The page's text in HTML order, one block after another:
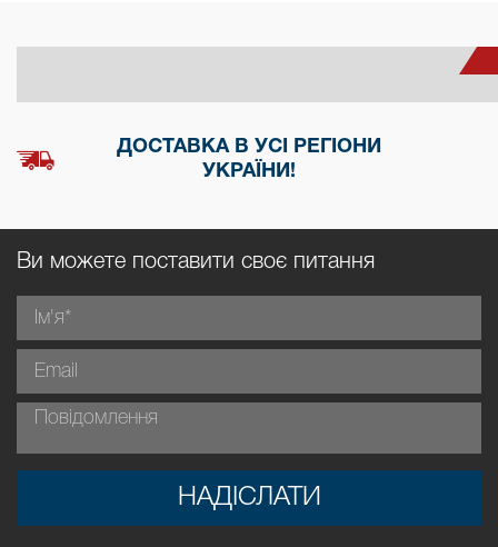
ДОСТАВКА В УСІ РЕГІОНИ
УКРАЇНИ!
Ви можете поставити своє питання
НАДІСЛАТИ